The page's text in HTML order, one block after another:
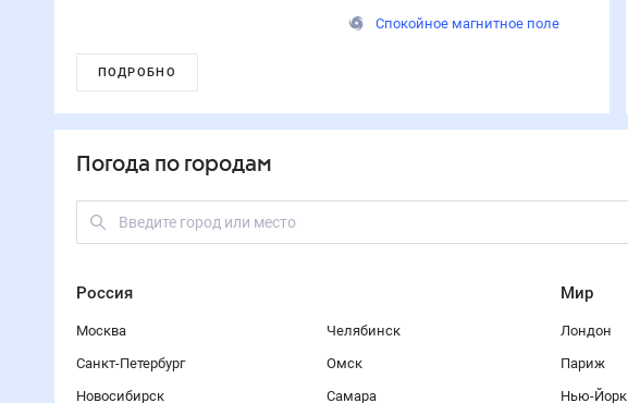
Спокойное магнитное поле
ПОДРОБНО
Погода по городам
Россия
Москва
Санкт-Петербург
Новосибирск
Челябинск
Омск
Самара
Мир
Лондон
Париж
Нью-Йорк